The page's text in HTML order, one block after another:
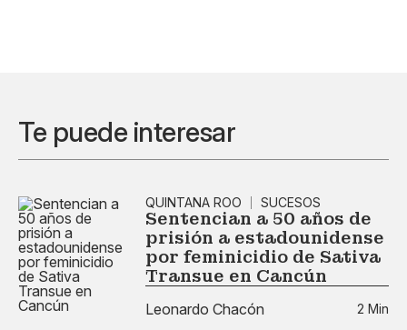
Te puede interesar
QUINTANA ROO SUCESOS
Sentencian a 50 años de
prisión a estadounidense
por feminicidio de Sativa
Transue en Cancún
Leonardo Chacón
2 Min